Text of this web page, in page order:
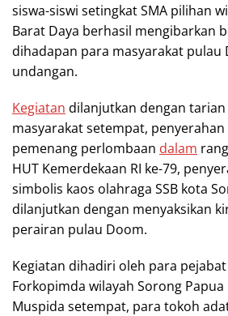
siswa-siswi setingkat SMA pilihan
Barat Daya berhasil mengibarkan
dihadapan para masyarakat pulau
undangan.
Kegiatan dilanjutkan dengan tarian
masyarakat setempat,
pemenang perlombaan dalam
HUT Kemerdekaan RI ke-79,
simbolis kaos olahraga SSB kota
dilanjutkan dengan menyaksikan
perairan pulau Doom.
Kegiatan dihadiri oleh para pejabat
Forkopimda wilayah Sorong
Muspida setempat, para tokoh